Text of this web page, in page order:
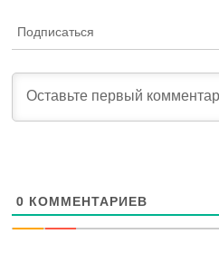
Подписаться
0 КОММЕНТАРИЕВ